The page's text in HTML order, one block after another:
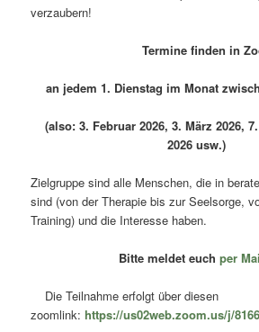
verzaubern!
Termine finden in
an jedem 1. Dienstag im Monat
(also: 3. Februar 2026, 3. März 2026,
2026 usw.)
Zielgruppe sind alle Menschen, die in
sind (von der Therapie bis zur Seelsorge,
Training) und die Interesse haben.
Bitte meldet euch per
Die Teilnahme erfolgt über diesen
zoomlink:https://us02web.zoom.us/j/